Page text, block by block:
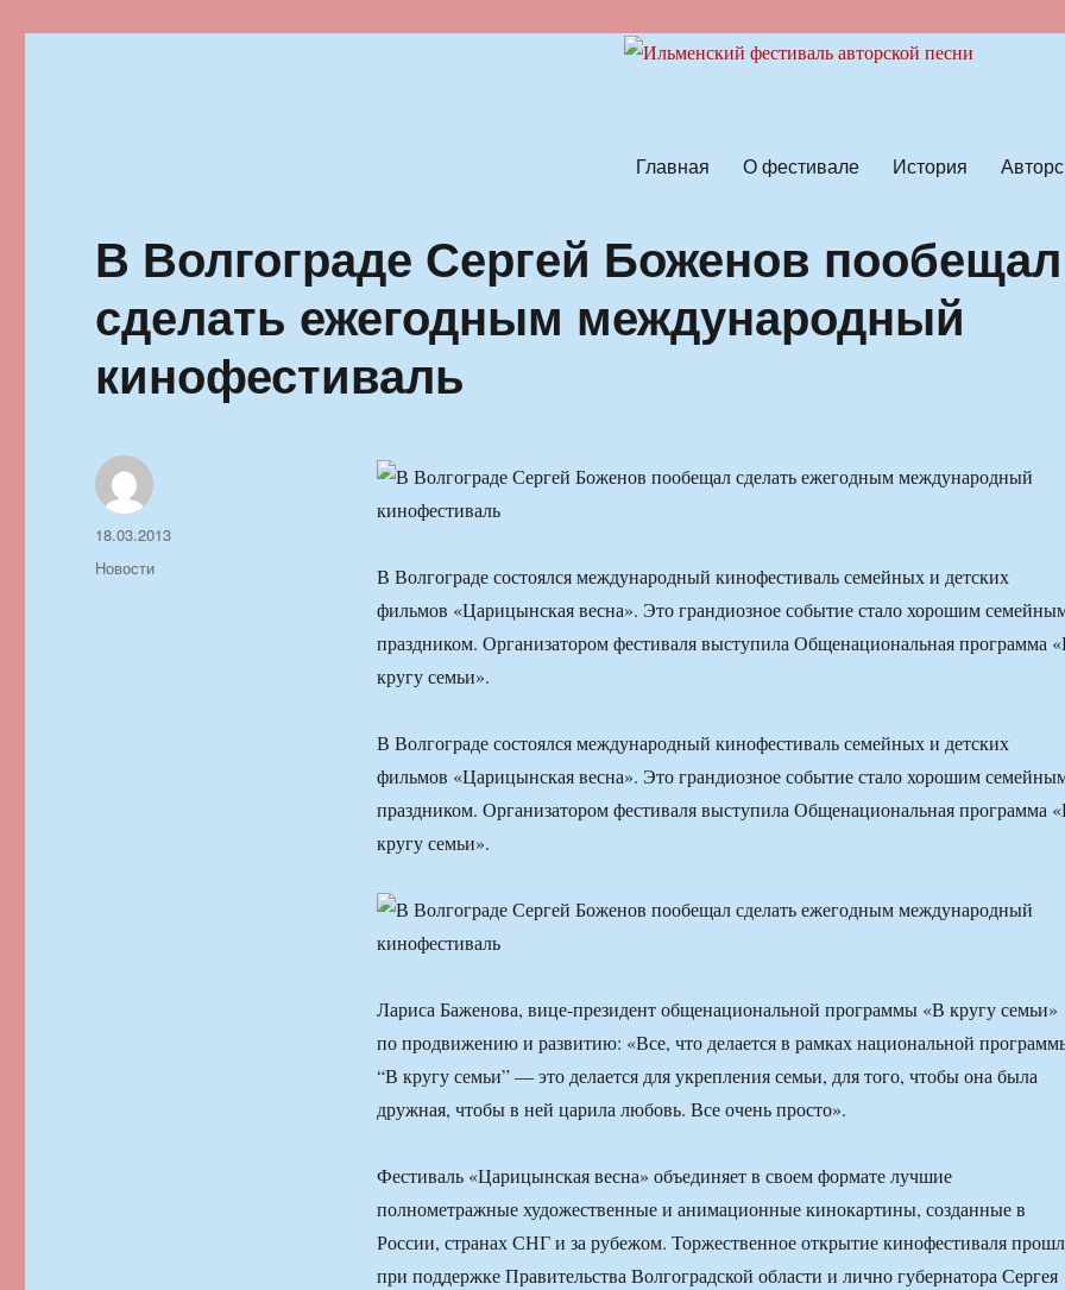
Главная О фестивале История
В Волгограде Сергей Боженов пообещал
сделать ежегодным международный
кинофестиваль
В Волгограде состоялся международный кинофестиваль семейных и детских
фильмов «Царицынская весна». Это грандиозное событие стало хорошим
праздником. Организатором фестиваля выступила Общенациональная программа
кругу семьи».
В Волгограде состоялся международный кинофестиваль семейных и детских
фильмов «Царицынская весна». Это грандиозное событие стало хорошим
праздником. Организатором фестиваля выступила Общенациональная программа
кругу семьи».
Лариса Баженова, вице-президент общенациональной программы «В кругу семьи»
по продвижению и развитию: «Все, что делается в рамках национальной
“В кругу семьи” — это делается для укрепления семьи, для того, чтобы она была
дружная, чтобы в ней царила любовь. Все очень просто».
Фестиваль «Царицынская весна» объединяет в своем формате лучшие
полнометражные художественные и анимационные кинокартины, созданные в
России, странах СНГ и за рубежом. Торжественное открытие кинофестиваля
при поддержке Правительства Волгоградской области и лично губернатора Сергея
Автор
Опубликовано
18.03.2013
Рубрики
Новости